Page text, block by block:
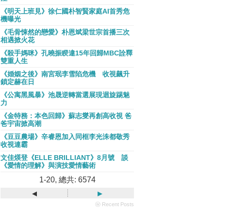
《明天上班見》徐仁國朴智賢家庭AI首秀危
機曝光
《毛骨悚然的戀愛》朴恩斌梁世宗首播三次
相遇掀火花
《殺手媽咪》孔曉振睽違15年回歸MBC詮釋
雙重人生
《婚姻之後》南宮珉李雪陷危機 收視飆升
鎖定赫在日
《公寓黑風暴》池晟逆轉當選展現迴旋踢魅
力
《金特務：本色回歸》蘇志燮再創高收視 爸
爸宇宙掀高潮
《豆豆農場》辛睿恩加入同框李光洙都敬秀
收視連霸
文佳煐登《ELLE BRILLIANT》8月號 談
《愛情的理解》與演技愛情藝術
1-20, 總共: 6574
◂ ▸
ⓦ Recent Posts